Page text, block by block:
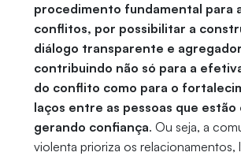
procedimento fundamental para
conflitos, por possibilitar a
diálogo transparente e
contribuindo não só para a
do conflito como para o
laços entre as pessoas que
gerando confiança. Ou seja, a
violenta prioriza os relacionamentos,